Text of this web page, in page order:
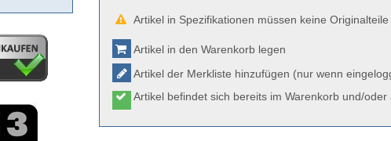
Artikel in Spezifikationen müssen keine Originalteile
Artikel in den Warenkorb legen
Artikel der Merkliste hinzufügen (nur wenn
Artikel befindet sich bereits im Warenkorb und/oder